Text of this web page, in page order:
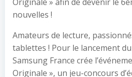
nouvelles !
Amateurs de lecture,
tablettes ! Pour le lancement
Samsung France crée
Originale », un jeu-concours